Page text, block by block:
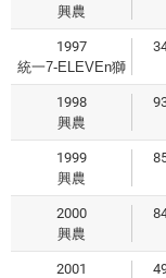
興農
1997
統一7-ELEVEn獅
1998
興農
1999
興農
2000
興農
2001